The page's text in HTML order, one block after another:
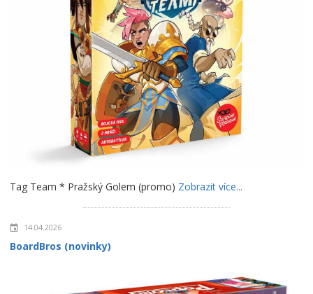
Tag Team * Pražský Golem (promo) Zobrazit více...
14.04.2026
BoardBros (novinky)